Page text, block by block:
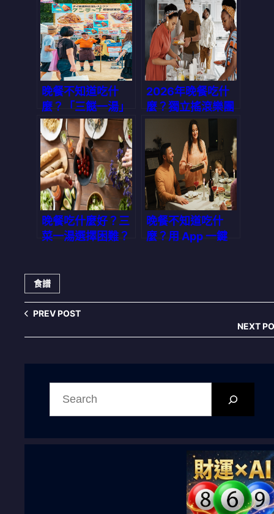
何輕鬆搞定每天的
「今晚吃什麼」？
難症有救了！
晚餐不知道吃什
麼？「三餸一湯」
一鍵生成，讓你輕
鬆搞定今晚菜單｜
2026 轉化率優化
專題
2026年晚餐吃什
麼？獨立搖滾樂團
與你的共同煩惱：
一鍵解決三餸一湯
的選擇焦慮
晚餐吃什麼好？三
菜一湯選擇困難？
飯發愁
晚餐不知道吃什
麼？用 App 一鍵
食譜
PREV POST
NEXT